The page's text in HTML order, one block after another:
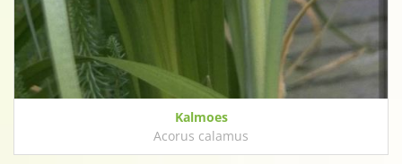
Kalmoes
Acorus calamus